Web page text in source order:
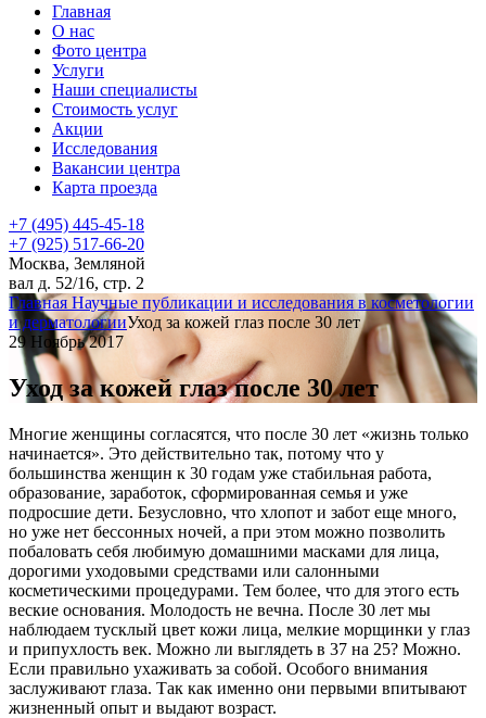
Главная
О нас
Фото центра
Услуги
Наши специалисты
Стоимость услуг
Акции
Исследования
Вакансии центра
Карта проезда
+7 (495) 445-45-18
+7 (925) 517-66-20
Москва, Земляной
вал д. 52/16, стр. 2
Главная Научные публикации и исследования в косметологии
и дерматологииУход за кожей глаз после 30 лет
29 Ноябрь 2017
Уход за кожей глаз после 30 лет
Многие женщины согласятся, что после 30 лет «жизнь только
начинается». Это действительно так, потому что у
большинства женщин к 30 годам уже стабильная работа,
образование, заработок, сформированная семья и уже
подросшие дети. Безусловно, что хлопот и забот еще много,
но уже нет бессонных ночей, а при этом можно позволить
побаловать себя любимую домашними масками для лица,
дорогими уходовыми средствами или салонными
косметическими процедурами. Тем более, что для этого есть
веские основания. Молодость не вечна. После 30 лет мы
наблюдаем тусклый цвет кожи лица, мелкие морщинки у глаз
и припухлость век. Можно ли выглядеть в 37 на 25? Можно.
Если правильно ухаживать за собой. Особого внимания
заслуживают глаза. Так как именно они первыми впитывают
жизненный опыт и выдают возраст.